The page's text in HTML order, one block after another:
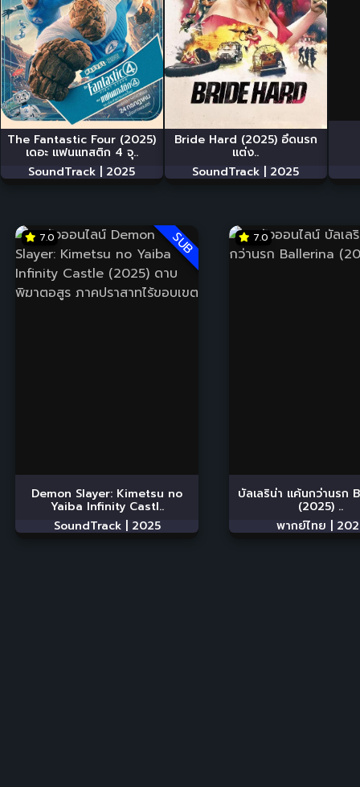
The Fantastic Four (2025)
เดอะ แฟนแทสติก 4 จุ..
SoundTrack | 2025
Bride Hard (2025) อึดนรก
แต่ง..
SoundTrack | 2025
SUB
7.0
Demon Slayer: Kimetsu no
Yaiba Infinity Castl..
SoundTrack | 2025
7.0
บัลเลริน่า แค้นกว่านรก
(2025) ..
พากย์ไทย |